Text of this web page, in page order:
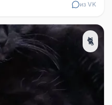
из VK
🐈